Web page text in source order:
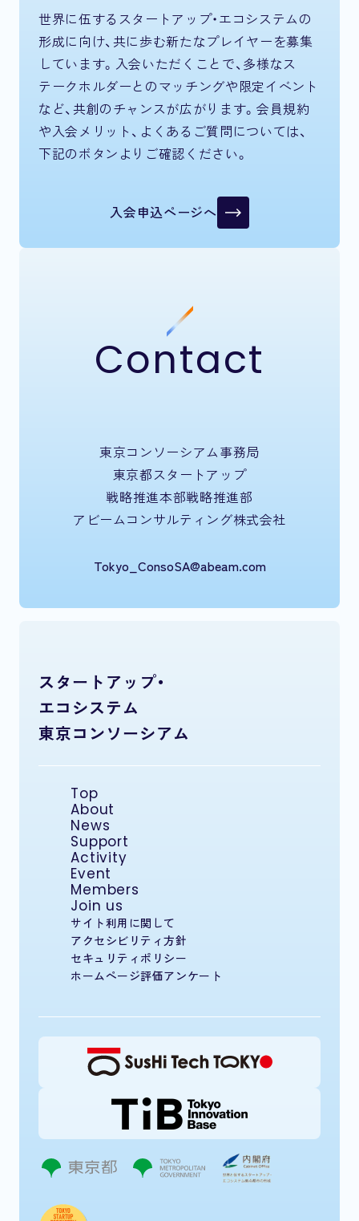
世界に伍するスタートアップ・エコシステムの
形成に向け、共に歩む新たなプレイヤーを募集
しています。入会いただくことで、多様なス
テークホルダーとのマッチングや限定イベント
など、共創のチャンスが広がります。会員規約
や入会メリット、よくあるご質問については、
下記のボタンよりご確認ください。
入会申込ページへ
Contact
東京コンソーシアム事務局
東京都スタートアップ
戦略推進本部戦略推進部
アビームコンサルティング株式会社
Tokyo_ConsoSA@abeam.com
スタートアップ・
エコシステム
東京コンソーシアム
Top
About
News
Support
Activity
Event
Members
Join us
サイト利用に関して
アクセシビリティ方針
セキュリティポリシー
ホームページ評価アンケート